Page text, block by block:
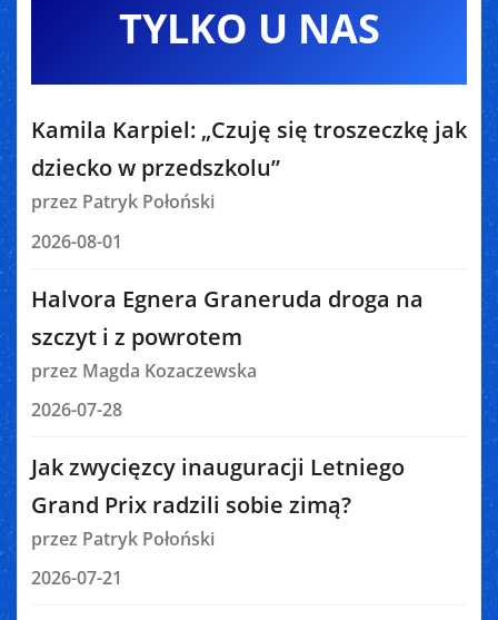
TYLKO U NAS
Kamila Karpiel: „Czuję się troszeczkę jak
dziecko w przedszkolu”
przez Patryk Połoński
2026-08-01
Halvora Egnera Graneruda droga na
szczyt i z powrotem
przez Magda Kozaczewska
2026-07-28
Jak zwycięzcy inauguracji Letniego
Grand Prix radzili sobie zimą?
przez Patryk Połoński
2026-07-21